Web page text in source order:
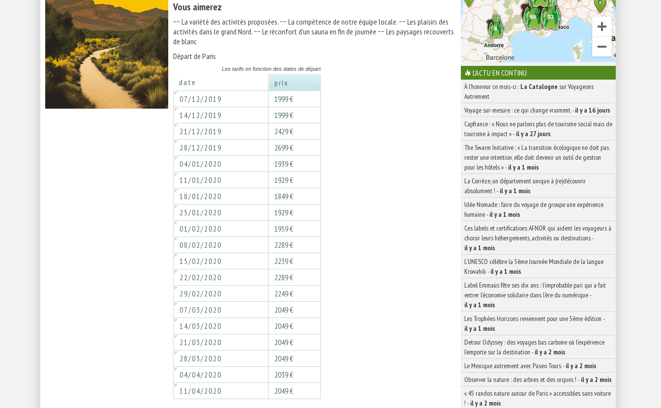
Vous aimerez
~~ La variété des activités proposées. ~~ La compétence de notre équipe locale. ~~ Les plaisirs des
activités dans le grand Nord. ~~ Le réconfort d'un sauna en fin de journée ~~ Les paysages recouverts
de blanc
Départ de Paris
Les tarifs en fonction des dates de départ
date
prix
07/12/2019
1999 €
14/12/2019
1999 €
21/12/2019
2429 €
28/12/2019
2699 €
04/01/2020
1939 €
11/01/2020
1929 €
18/01/2020
1849 €
25/01/2020
1929 €
01/02/2020
1959 €
08/02/2020
2289 €
15/02/2020
2239 €
22/02/2020
2289 €
29/02/2020
2249 €
07/03/2020
2049 €
14/03/2020
2049 €
21/03/2020
2049 €
28/03/2020
2049 €
04/04/2020
2039 €
11/04/2020
2049 €
L'ACTU EN CONTINU
À l'honneur ce mois-ci : La Catalogne sur Voyageons
Autrement
Voyage sur-mesure : ce qui change vraiment-il y a 16 jours
Capfrance : « Nous ne parlons plus de tourisme social mais de
tourisme à impact »-il y a 27 jours
The Swarm Initiative : « La transition écologique ne doit pas
rester une intention, elle doit devenir un outil de gestion
pour les hôtels »-il y a 1 mois
La Corrèze, un département unique à (re)découvrir
absolument ! -il y a 1 mois
Idée Nomade : faire du voyage de groupe une expérience
humaine-il y a 1 mois
Ces labels et certifications AFNOR qui aident les voyageurs à
choisir leurs hébergements, activités ou destinations-
il y a 1 mois
L’UNESCO célèbre la 5ème Journée Mondiale de la langue
Kiswahili -il y a 1 mois
Label Emmaüs fête ses dix ans : l’improbable pari qui a fait
entrer l’économie solidaire dans l’ère du numérique-
il y a 1 mois
Les Trophées Horizons reviennent pour une 5ème édition -
il y a 1 mois
Detour Odyssey : des voyages bas carbone où l’expérience
l’emporte sur la destination -il y a 2 mois
Le Mexique autrement avec Paseo Tours-il y a 2 mois
Observer la nature : des arbres et des orques ! -il y a 2 mois
« 45 randos nature autour de Paris » accessibles sans voiture
! -il y a 2 mois